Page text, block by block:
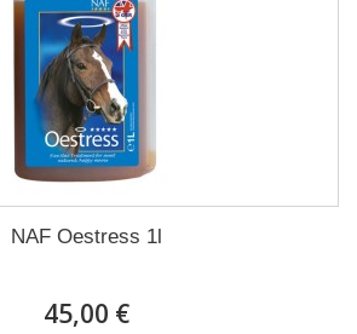
NAF Oestress 1l
45,00 €